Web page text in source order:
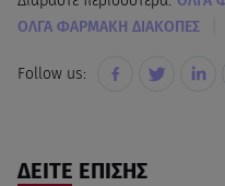
ΟΛΓΑ ΦΑΡΜΑΚΗ ΔΙΑΚΟΠΕΣ
Follow us:
ΔΕΙΤΕ ΕΠΙΣΗΣ